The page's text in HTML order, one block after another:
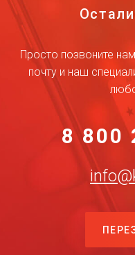
Просто позвоните
почту и наш
8 800